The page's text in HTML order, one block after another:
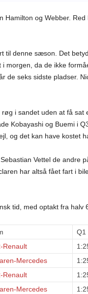
Hamilton og Webber.
til denne sæson. Det
morgen, da de ikke
de seks sidste pladser.
i sandet uden at få sat
Kobayashi og Buemi i
og det kan have kostet
Vettel de andre
har altså fået fart i
tid, med optakt fra halv
Q1
Renault
Mercedes
Renault
Mercedes